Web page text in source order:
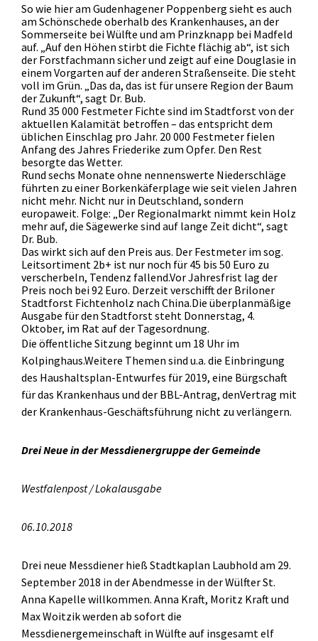
So wie hier am Gudenhagener Poppenberg sieht es auch
am Schönschede oberhalb des Krankenhauses, an der
Sommerseite bei Wülfte und am Prinzknapp bei Madfeld
auf. „Auf den Höhen stirbt die Fichte flächig ab“, ist sich
der Forstfachmann sicher und zeigt auf eine Douglasie in
einem Vorgarten auf der anderen Straßenseite. Die steht
voll im Grün. „Das da, das ist für unsere Region der Baum
der Zukunft“, sagt Dr. Bub.
Rund 35 000 Festmeter Fichte sind im Stadtforst von der
aktuellen Kalamität betroffen – das entspricht dem
üblichen Einschlag pro Jahr. 20 000 Festmeter fielen
Anfang des Jahres Friederike zum Opfer. Den Rest
besorgte das Wetter.
Rund sechs Monate ohne nennenswerte Niederschläge
führten zu einer Borkenkäferplage wie seit vielen Jahren
nicht mehr. Nicht nur in Deutschland, sondern
europaweit. Folge: „Der Regionalmarkt nimmt kein Holz
mehr auf, die Sägewerke sind auf lange Zeit dicht“, sagt
Dr. Bub.
Das wirkt sich auf den Preis aus. Der Festmeter im sog.
Leitsortiment 2b+ ist nur noch für 45 bis 50 Euro zu
verscherbeln, Tendenz fallend.Vor Jahresfrist lag der
Preis noch bei 92 Euro. Derzeit verschifft der Briloner
Stadtforst Fichtenholz nach China.Die überplanmäßige
Ausgabe für den Stadtforst steht Donnerstag, 4.
Oktober, im Rat auf der Tagesordnung.
Die öffentliche Sitzung beginnt um 18 Uhr im
Kolpinghaus.Weitere Themen sind u.a. die Einbringung
des Haushaltsplan-Entwurfes für 2019, eine Bürgschaft
für das Krankenhaus und der BBL-Antrag, denVertrag mit
der Krankenhaus-Geschäftsführung nicht zu verlängern.
Drei Neue in der Messdienergruppe der Gemeinde
Westfalenpost / Lokalausgabe
06.10.2018
Drei neue Messdiener hieß Stadtkaplan Laubhold am 29.
September 2018 in der Abendmesse in der Wülfter St.
Anna Kapelle willkommen. Anna Kraft, Moritz Kraft und
Max Woitzik werden ab sofort die
Messdienergemeinschaft in Wülfte auf insgesamt elf